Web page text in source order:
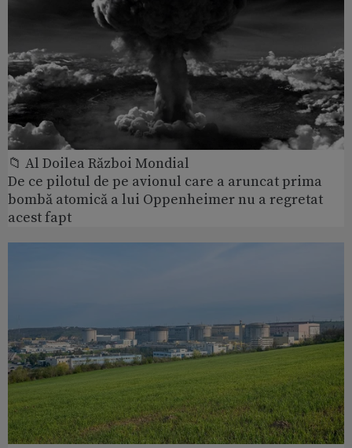
📁 Al Doilea Război Mondial
De ce pilotul de pe avionul care a aruncat prima
bombă atomică a lui Oppenheimer nu a regretat
acest fapt